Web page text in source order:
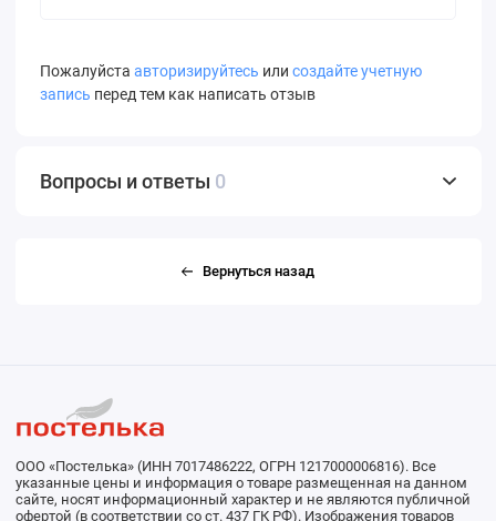
Пожалуйста авторизируйтесь или создайте учетную
запись перед тем как написать отзыв
Вопросы и ответы 0
Вернуться назад
ООО «Постелька» (ИНН 7017486222, ОГРН 1217000006816). Все
указанные цены и информация о товаре размещенная на данном
сайте, носят информационный характер и не являются публичной
офертой (в соответствии со ст. 437 ГК РФ). Изображения товаров